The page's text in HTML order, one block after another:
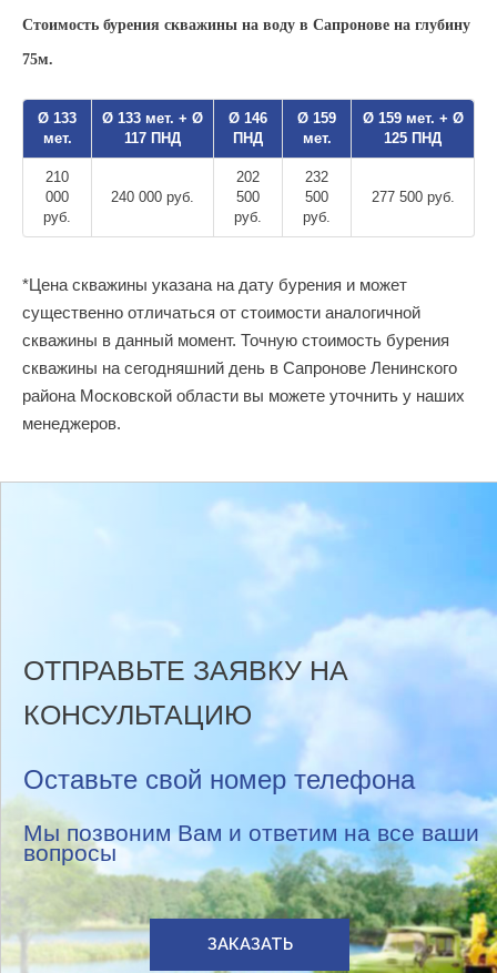
Стоимость бурения скважины на воду в Сапронове на глубину
75м.
Ø 133
мет.
Ø 133 мет. + Ø
117 ПНД
Ø 146
ПНД
Ø 159
мет.
Ø 159 мет. + Ø
125 ПНД
210
000
руб.
240 000 руб.
202
500
руб.
232
500
руб.
277 500 руб.
*Цена скважины указана на дату бурения и может
существенно отличаться от стоимости аналогичной
скважины в данный момент. Точную стоимость бурения
скважины на сегодняшний день в Сапронове Ленинского
района Московской области вы можете уточнить у наших
менеджеров.
ОТПРАВЬТЕ ЗАЯВКУ НА
КОНСУЛЬТАЦИЮ
Оставьте свой номер телефона
Мы позвоним Вам и ответим на все ваши
вопросы
ЗАКАЗАТЬ